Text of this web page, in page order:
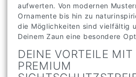
aufwerten. Von modernen
Ornamente bis hin zu
die Möglichkeiten sind vielfältig
Deinem Zaun eine besondere
DEINE VORTEILE MIT
PREMIUM